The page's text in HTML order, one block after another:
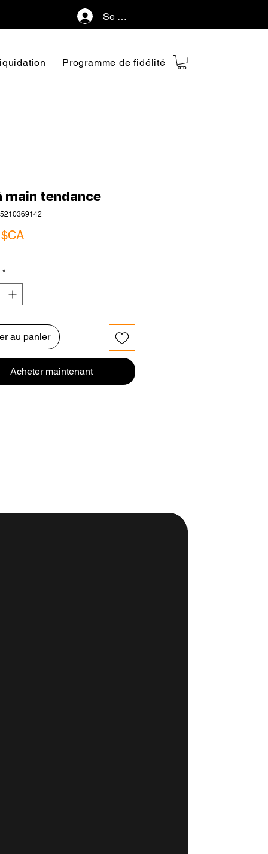
Se connecter
Programme de fidélité
main tendance
Prix
*
au panier
Acheter maintenant